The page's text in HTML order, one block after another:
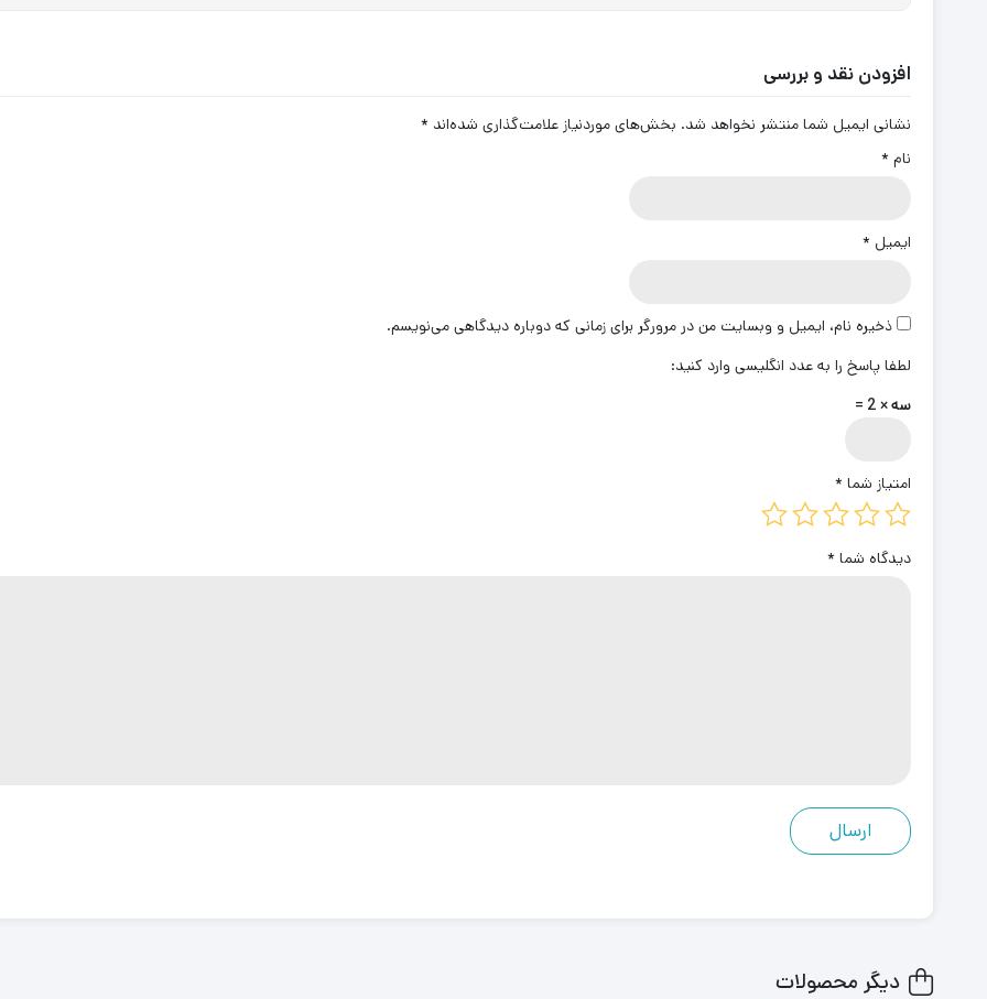
افزودن نقد و بررسی
نشانی ایمیل شما منتشر نخواهد شد. بخش‌های موردنیاز علامت‌گذاری شده‌اند *
نام *
ایمیل *
ذخیره نام، ایمیل و وبسایت من در مرورگر برای زمانی که دوباره دیدگاهی می‌نویسم.
لطفا پاسخ را به عدد انگلیسی وارد کنید:
سه × 2 =
امتیاز شما *
دیدگاه شما *
دیگر محصولات